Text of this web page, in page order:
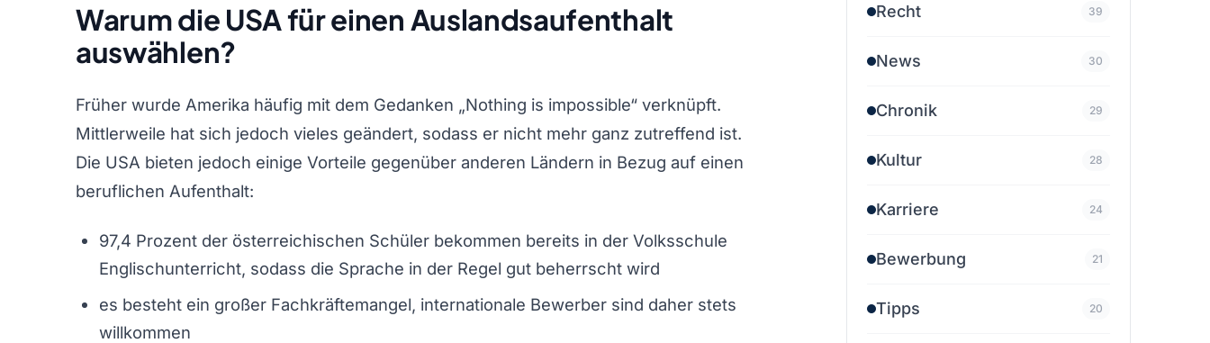
Warum die USA für einen Auslandsaufenthalt
auswählen?
Früher wurde Amerika häufig mit dem Gedanken „Nothing is impossible“ verknüpft.
Mittlerweile hat sich jedoch vieles geändert, sodass er nicht mehr ganz zutreffend ist.
Die USA bieten jedoch einige Vorteile gegenüber anderen Ländern in Bezug auf einen
beruflichen Aufenthalt:
97,4 Prozent der österreichischen Schüler bekommen bereits in der Volksschule
Englischunterricht, sodass die Sprache in der Regel gut beherrscht wird
es besteht ein großer Fachkräftemangel, internationale Bewerber sind daher stets
willkommen
Recht 39
News 30
Chronik 29
Kultur 28
Karriere 24
Bewerbung 21
Tipps 20